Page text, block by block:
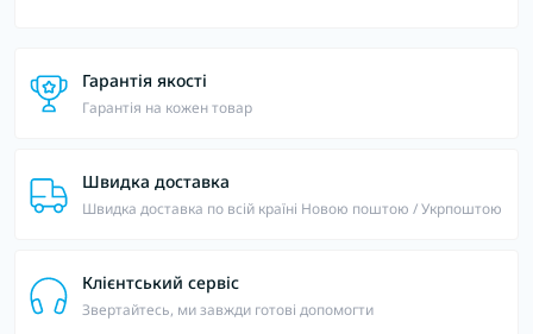
Гарантія якості
Гарантія на кожен товар
Швидка доставка
Швидка доставка по всій країні Новою поштою / Укрпоштою
Клієнтський сервіс
Звертайтесь, ми завжди готові допомогти